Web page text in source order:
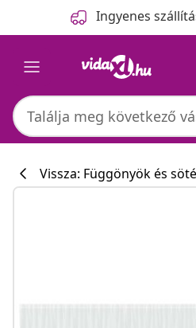
Ingyenes
Vissza: Függönyök és